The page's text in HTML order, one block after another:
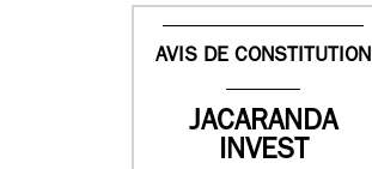
AVIS DE CONSTITUTION
JACARANDA
INVEST